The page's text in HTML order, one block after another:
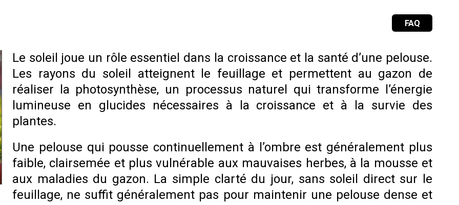
FAQ
Le soleil joue un rôle essentiel dans la croissance et la santé d’une pelouse.
Les rayons du soleil atteignent le feuillage et permettent au gazon de
réaliser la photosynthèse, un processus naturel qui transforme l’énergie
lumineuse en glucides nécessaires à la croissance et à la survie des
plantes.
Une pelouse qui pousse continuellement à l’ombre est généralement plus
faible, clairsemée et plus vulnérable aux mauvaises herbes, à la mousse et
aux maladies du gazon. La simple clarté du jour, sans soleil direct sur le
feuillage, ne suffit généralement pas pour maintenir une pelouse dense et